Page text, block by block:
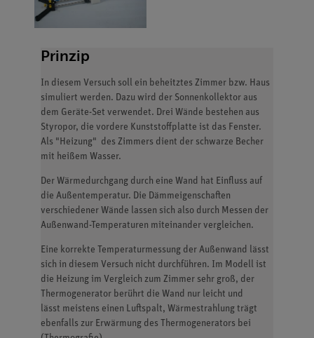
Prinzip
In diesem Versuch soll ein beheitztes Zimmer bzw. Haus
simuliert werden. Dazu wird der Sonnenkollektor aus
dem Geräte-Set verwendet. Drei Wände bestehen aus
Styropor, die vordere Kunststoffplatte ist das Fenster.
Als "Heizung" des Zimmers dient der schwarze Becher
mit heißem Wasser.
Der Wärmedurchgang durch eine Wand hat Einfluss auf
die Außentemperatur. Die Dämmeigenschaften
verschiedener Wände lassen sich also durch Messen der
Außenwand-Temperaturen miteinander vergleichen.
Eine korrekte Temperaturmessung der Außenwand lässt
sich in diesem Versuch nicht durchführen. Im Modell ist
die Heizung im Vergleich zum Zimmer sehr groß, der
Thermogenerator berührt die Wand nur leicht und
lässt meistens einen Luftspalt, Wärmestrahlung trägt
ebenfalls zur Erwärmung des Thermogenerators bei